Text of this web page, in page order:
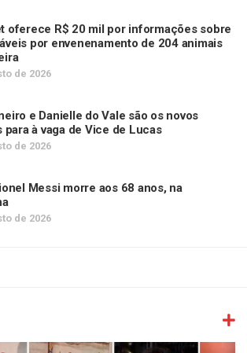
oferece R$ 20 mil por informações sobre
por envenenamento de 204 animais
de 2026
e Danielle do Vale são os novos
para à vaga de Vice de Lucas
de 2026
Messi morre aos 68 anos, na
de 2026